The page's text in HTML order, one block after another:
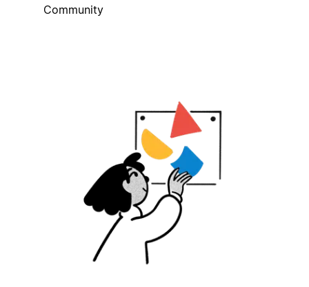
Community